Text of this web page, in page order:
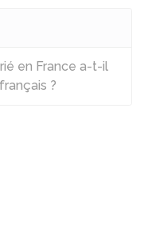
en France a-t-il
?